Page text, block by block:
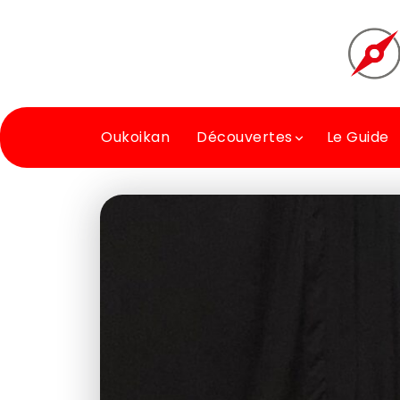
Oukoikan Découvertes Le Guide